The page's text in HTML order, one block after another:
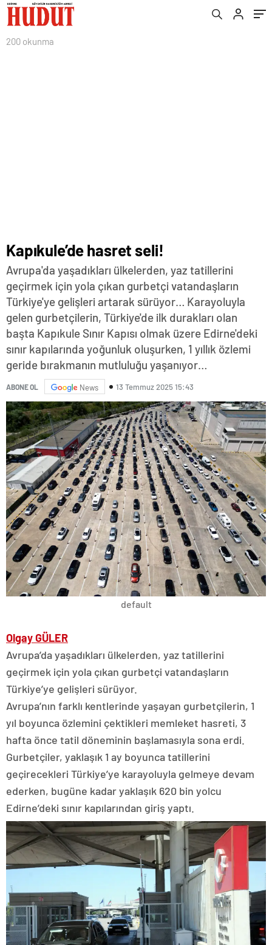
200 okunma
Kapıkule’de hasret seli!
Avrupa'da yaşadıkları ülkelerden, yaz tatillerini
geçirmek için yola çıkan gurbetçi vatandaşların
Türkiye'ye gelişleri artarak sürüyor… Karayoluyla
gelen gurbetçilerin, Türkiye'de ilk durakları olan
başta Kapıkule Sınır Kapısı olmak üzere Edirne'deki
sınır kapılarında yoğunluk oluşurken, 1 yıllık özlemi
geride bırakmanın mutluluğu yaşanıyor…
ABONE OL News 13 Temmuz 2025 15:43
default
Olgay GÜLER
Avrupa’da yaşadıkları ülkelerden, yaz tatillerini
geçirmek için yola çıkan gurbetçi vatandaşların
Türkiye’ye gelişleri sürüyor.
Avrupa’nın farklı kentlerinde yaşayan gurbetçilerin, 1
yıl boyunca özlemini çektikleri memleket hasreti, 3
hafta önce tatil döneminin başlamasıyla sona erdi.
Gurbetçiler, yaklaşık 1 ay boyunca tatillerini
geçirecekleri Türkiye’ye karayoluyla gelmeye devam
ederken, bugüne kadar yaklaşık 620 bin yolcu
Edirne’deki sınır kapılarından giriş yaptı.